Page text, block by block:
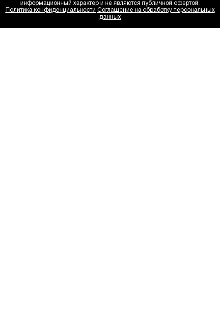
информационный характер и не являются публичной офертой.
Политика конфиденциальности Соглашение на обработку персональных
данных